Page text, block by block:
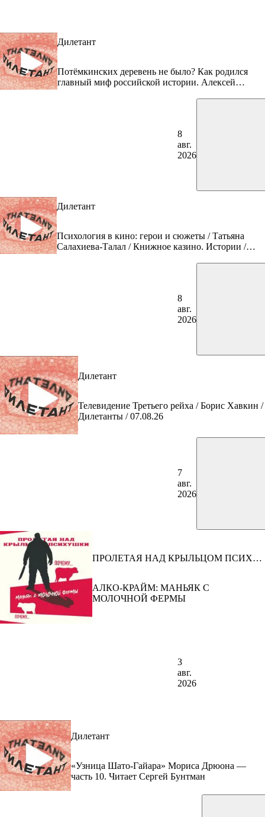
Дилетант
Потёмкинских деревень не было? Как родился
главный миф российской истории. Алексей
Кузнецов
8
авг.
2026
Дилетант
Психология в кино: герои и сюжеты / Татьяна
Салахиева-Талал / Книжное казино. Истории /
8
авг.
2026
Дилетант
Телевидение Третьего рейха / Борис Хавкин /
Дилетанты / 07.08.26
7
авг.
2026
ПРОЛЕТАЯ НАД КРЫЛЬЦОМ ПСИХУ
АЛКО-КРАЙМ: МАНЬЯК С
МОЛОЧНОЙ ФЕРМЫ
3
авг.
2026
Дилетант
«Узница Шато-Гайара» Мориса Дрюона —
часть 10. Читает Сергей Бунтман